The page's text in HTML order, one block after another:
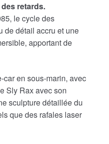
retards.
le cycle des
de détail accru et une
apportant de
car en sous-marin, avec
Sly Rax avec son
sculpture détaillée du
que des rafales laser